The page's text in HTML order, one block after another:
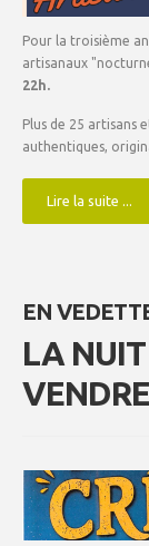
Pour la troisième
artisanaux
22h.
Plus de 25 artisans
authentiques,
Lire la suite ...
EN
LA NUIT